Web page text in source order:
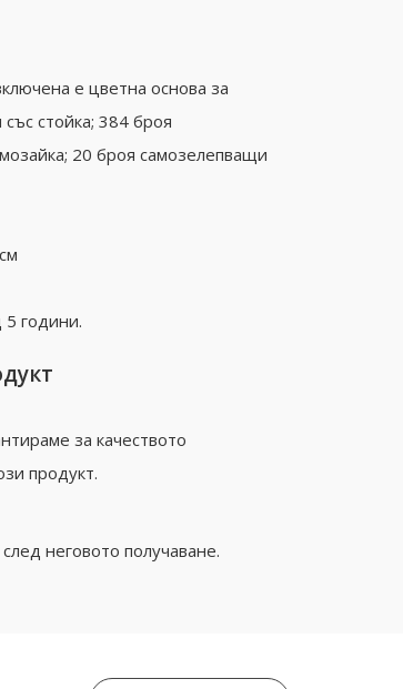
е цветна основа за
стойка; 384 броя
20 броя самозелепващи
години.
за качеството
продукт.
неговото получаване.